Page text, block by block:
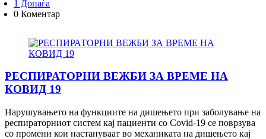
1 Допаѓа
0 Коментар
РЕСПИРАТОРНИ ВЕЖБИ ЗА ВРЕМЕ НА
КОВИД 19
Нарушувањето на функциите на дишењето при заболување на
респираторниот систем кај пациенти со Covid-19 се поврзува
со промени кои настануваат во механиката на дишењето кај